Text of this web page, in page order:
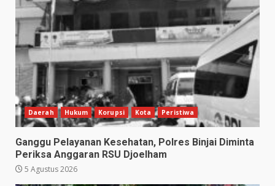
Daerah Hukum Korupsi Kota Peristiwa
Ganggu Pelayanan Kesehatan, Polres Binjai Diminta
Periksa Anggaran RSU Djoelham
5 Agustus 2026